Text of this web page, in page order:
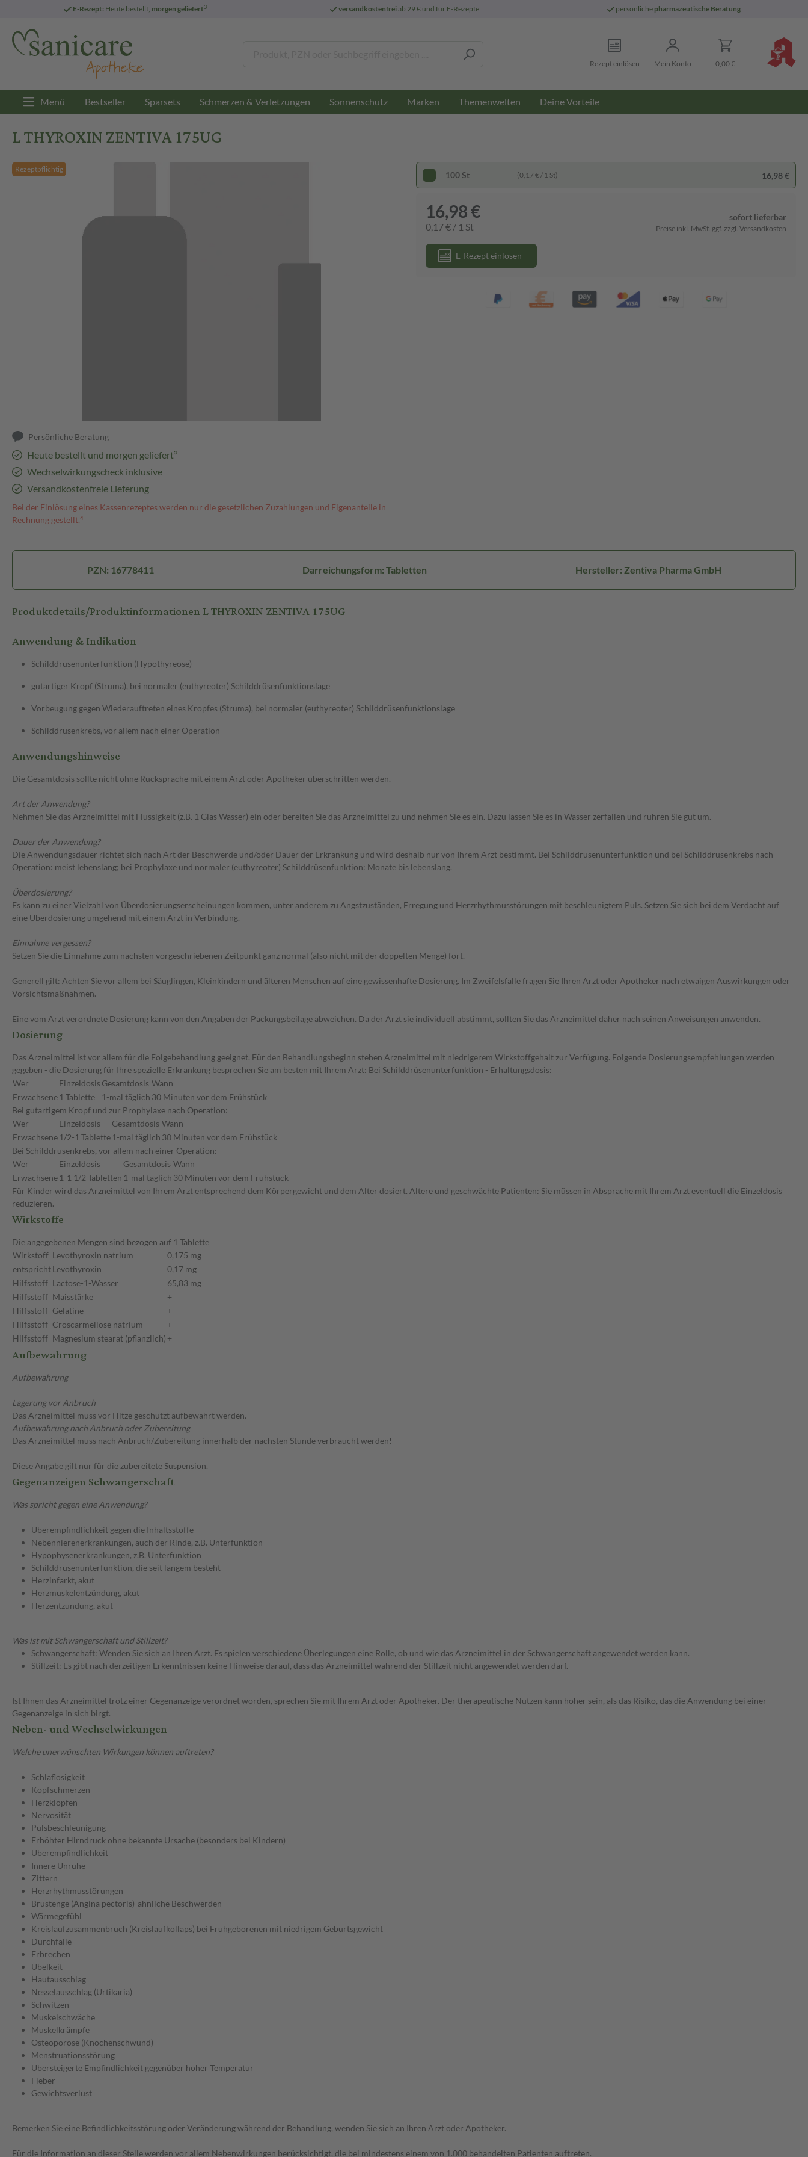
E-Rezept: Heute bestellt, morgen geliefert3 versandkostenfreiab 29 € und für E-Rezepte persönliche pharmazeutische Beratung
Rezept einlösen Mein Konto 0,00 €
Menü Bestseller Sparsets Schmerzen & Verletzungen Sonnenschutz Marken Themenwelten Deine Vorteile
L THYROXIN ZENTIVA 175UG
Rezeptpflichtig
Persönliche Beratung
Heute bestellt und morgen geliefert³
Wechselwirkungscheck inklusive
Versandkostenfreie Lieferung
Bei der Einlösung eines Kassenrezeptes werden nur die gesetzlichen Zuzahlungen und Eigenanteile in
Rechnung gestellt.⁴
100 St (0,17 € / 1 St) 16,98 €
16,98 €
0,17 € / 1 St
sofort lieferbar
Preise inkl. MwSt. ggf. zzgl. Versandkosten
E-Rezept einlösen
PZN: 16778411 Darreichungsform: Tabletten Hersteller: Zentiva Pharma GmbH
Produktdetails/Produktinformationen L THYROXIN ZENTIVA 175UG
Anwendung & Indikation
Schilddrüsenunterfunktion (Hypothyreose)
gutartiger Kropf (Struma), bei normaler (euthyreoter) Schilddrüsenfunktionslage
Vorbeugung gegen Wiederauftreten eines Kropfes (Struma), bei normaler (euthyreoter) Schilddrüsenfunktionslage
Schilddrüsenkrebs, vor allem nach einer Operation
Anwendungshinweise
Die Gesamtdosis sollte nicht ohne Rücksprache mit einem Arzt oder Apotheker überschritten werden.
Art der Anwendung?
Nehmen Sie das Arzneimittel mit Flüssigkeit (z.B. 1 Glas Wasser) ein oder bereiten Sie das Arzneimittel zu und nehmen Sie es ein. Dazu lassen Sie es in Wasser zerfallen und rühren Sie gut um.
Dauer der Anwendung?
Die Anwendungsdauer richtet sich nach Art der Beschwerde und/oder Dauer der Erkrankung und wird deshalb nur von Ihrem Arzt bestimmt. Bei Schilddrüsenunterfunktion und bei Schilddrüsenkrebs nach
Operation: meist lebenslang; bei Prophylaxe und normaler (euthyreoter) Schilddrüsenfunktion: Monate bis lebenslang.
Überdosierung?
Es kann zu einer Vielzahl von Überdosierungserscheinungen kommen, unter anderem zu Angstzuständen, Erregung und Herzrhythmusstörungen mit beschleunigtem Puls. Setzen Sie sich bei dem Verdacht auf
eine Überdosierung umgehend mit einem Arzt in Verbindung.
Einnahme vergessen?
Setzen Sie die Einnahme zum nächsten vorgeschriebenen Zeitpunkt ganz normal (also nicht mit der doppelten Menge) fort.
Generell gilt: Achten Sie vor allem bei Säuglingen, Kleinkindern und älteren Menschen auf eine gewissenhafte Dosierung. Im Zweifelsfalle fragen Sie Ihren Arzt oder Apotheker nach etwaigen Auswirkungen oder
Vorsichtsmaßnahmen.
Eine vom Arzt verordnete Dosierung kann von den Angaben der Packungsbeilage abweichen. Da der Arzt sie individuell abstimmt, sollten Sie das Arzneimittel daher nach seinen Anweisungen anwenden.
Dosierung
Das Arzneimittel ist vor allem für die Folgebehandlung geeignet. Für den Behandlungsbeginn stehen Arzneimittel mit niedrigerem Wirkstoffgehalt zur Verfügung. Folgende Dosierungsempfehlungen werden
gegeben - die Dosierung für Ihre spezielle Erkrankung besprechen Sie am besten mit Ihrem Arzt: Bei Schilddrüsenunterfunktion - Erhaltungsdosis:
Wer
Einzeldosis Gesamtdosis Wann
Erwachsene 1 Tablette 1-mal täglich 30 Minuten vor dem Frühstück
Bei gutartigem Kropf und zur Prophylaxe nach Operation:
Wer
Einzeldosis Gesamtdosis Wann
Erwachsene 1/2-1 Tablette 1-mal täglich 30 Minuten vor dem Frühstück
Bei Schilddrüsenkrebs, vor allem nach einer Operation:
Wer
Einzeldosis Gesamtdosis Wann
Erwachsene 1-1 1/2 Tabletten 1-mal täglich 30 Minuten vor dem Frühstück
Für Kinder wird das Arzneimittel von Ihrem Arzt entsprechend dem Körpergewicht und dem Alter dosiert. Ältere und geschwächte Patienten: Sie müssen in Absprache mit Ihrem Arzt eventuell die Einzeldosis
reduzieren.
Wirkstoffe
Die angegebenen Mengen sind bezogen auf 1 Tablette
Wirkstoff Levothyroxin natrium
0,175 mg
entsprichtLevothyroxin
0,17 mg
Hilfsstoff Lactose-1-Wasser
65,83 mg
Hilfsstoff Maisstärke
+
Hilfsstoff Gelatine
+
Hilfsstoff Croscarmellose natrium
+
Hilfsstoff Magnesium stearat (pflanzlich) +
Aufbewahrung
Aufbewahrung
Lagerung vor Anbruch
Das Arzneimittel muss vor Hitze geschützt aufbewahrt werden.
Aufbewahrung nach Anbruch oder Zubereitung
Das Arzneimittel muss nach Anbruch/Zubereitung innerhalb der nächsten Stunde verbraucht werden!
Diese Angabe gilt nur für die zubereitete Suspension.
Gegenanzeigen Schwangerschaft
Was spricht gegen eine Anwendung?
Überempfindlichkeit gegen die Inhaltsstoffe
Nebennierenerkrankungen, auch der Rinde, z.B. Unterfunktion
Hypophysenerkrankungen, z.B. Unterfunktion
Schilddrüsenunterfunktion, die seit langem besteht
Herzinfarkt, akut
Herzmuskelentzündung, akut
Herzentzündung, akut
Was ist mit Schwangerschaft und Stillzeit?
Schwangerschaft: Wenden Sie sich an Ihren Arzt. Es spielen verschiedene Überlegungen eine Rolle, ob und wie das Arzneimittel in der Schwangerschaft angewendet werden kann.
Stillzeit: Es gibt nach derzeitigen Erkenntnissen keine Hinweise darauf, dass das Arzneimittel während der Stillzeit nicht angewendet werden darf.
Ist Ihnen das Arzneimittel trotz einer Gegenanzeige verordnet worden, sprechen Sie mit Ihrem Arzt oder Apotheker. Der therapeutische Nutzen kann höher sein, als das Risiko, das die Anwendung bei einer
Gegenanzeige in sich birgt.
Neben- und Wechselwirkungen
Welche unerwünschten Wirkungen können auftreten?
Schlaflosigkeit
Kopfschmerzen
Herzklopfen
Nervosität
Pulsbeschleunigung
Erhöhter Hirndruck ohne bekannte Ursache (besonders bei Kindern)
Überempfindlichkeit
Innere Unruhe
Zittern
Herzrhythmusstörungen
Brustenge (Angina pectoris)-ähnliche Beschwerden
Wärmegefühl
Kreislaufzusammenbruch (Kreislaufkollaps) bei Frühgeborenen mit niedrigem Geburtsgewicht
Durchfälle
Erbrechen
Übelkeit
Hautausschlag
Nesselausschlag (Urtikaria)
Schwitzen
Muskelschwäche
Muskelkrämpfe
Osteoporose (Knochenschwund)
Menstruationsstörung
Übersteigerte Empfindlichkeit gegenüber hoher Temperatur
Fieber
Gewichtsverlust
Bemerken Sie eine Befindlichkeitsstörung oder Veränderung während der Behandlung, wenden Sie sich an Ihren Arzt oder Apotheker.
Für die Information an dieser Stelle werden vor allem Nebenwirkungen berücksichtigt, die bei mindestens einem von 1.000 behandelten Patienten auftreten.